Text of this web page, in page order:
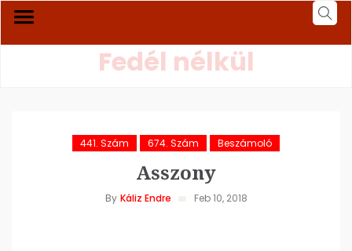
Fedél nélkül
441. Szám 674. Szám Beszámoló
Asszony
By Káliz Endre Feb 10, 2018